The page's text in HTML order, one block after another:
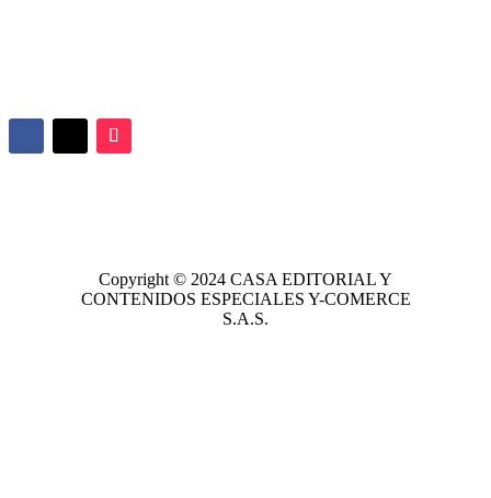
Copyright © 2024 CASA EDITORIALY
CONTENIDOS ESPECIALES Y-COMERCE
S.A.S.